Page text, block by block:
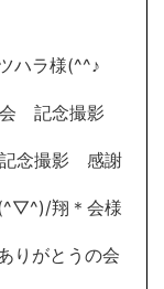
ハラ様(^^♪
記念撮影
念撮影 感謝
翔＊会様
りがとうの会